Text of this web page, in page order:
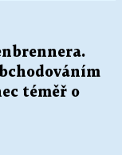
téměř o